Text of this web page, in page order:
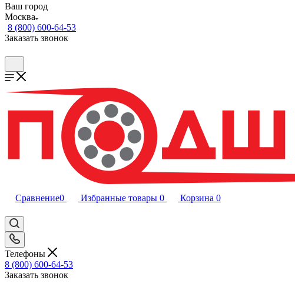
Ваш город
Москва
8 (800) 600-64-53
Заказать звонок
Сравнение0 Избранные товары 0 Корзина 0
Телефоны
8 (800) 600-64-53
Заказать звонок